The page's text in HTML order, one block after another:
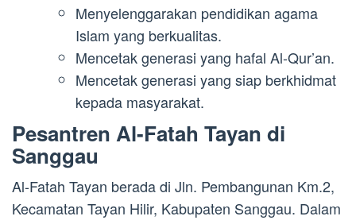
Menyelenggarakan pendidikan agama
Islam yang berkualitas.
Mencetak generasi yang hafal Al-Qur’an.
Mencetak generasi yang siap berkhidmat
kepada masyarakat.
Pesantren Al-Fatah Tayan di
Sanggau
Al-Fatah Tayan berada di Jln. Pembangunan Km.2,
Kecamatan Tayan Hilir, Kabupaten Sanggau. Dalam